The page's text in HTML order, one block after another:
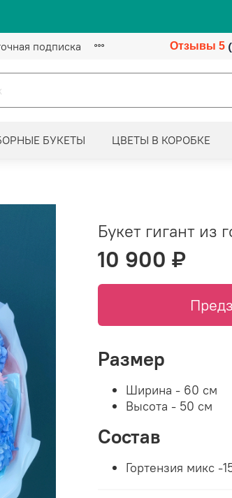
подписка Отзывы 5
БУКЕТЫ ЦВЕТЫ В КОРОБКЕ
Букет гигант из
10 900 ₽
Размер
Ширина - 60 см
Высота - 50 см
Состав
Гортензия микс -